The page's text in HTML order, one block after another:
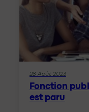
28 Août 2023
Fonction
est paru